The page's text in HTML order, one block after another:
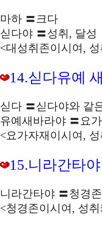
마하 〓크다
싣다야 〓성취, 달성
<대성취존이시여,
14.싣다유예
싣다 〓싣다야와 같
유예새바라야 〓요
<요가자재이시여,
15.니라간타
니라간타야 〓청경존
<청경존이시여, 성